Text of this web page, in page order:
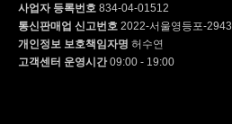
사업자 등록번호 834-04-01512
통신판매업 신고번호 2022-서울영등포-2943
개인정보 보호책임자명 허수연
고객센터 운영시간09:00 - 19:00